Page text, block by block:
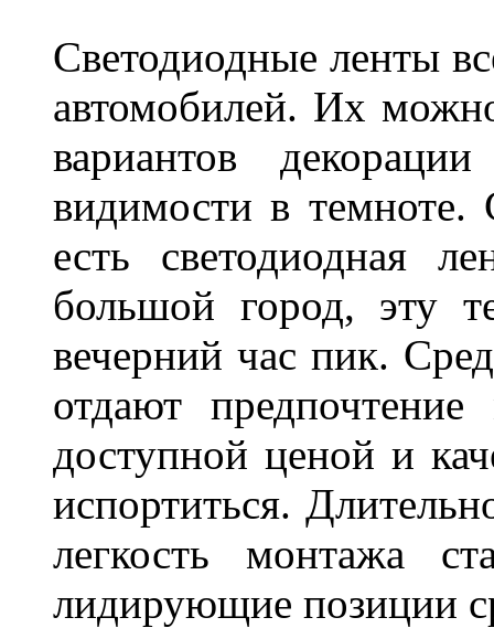
Светодиодные ленты
автомобилей. Их
вариантов
видимости в темноте.
есть светодиодная
большой город, эту
вечерний час пик.
отдают
доступной ценой и
испортиться.
легкость монтажа
лидирующие